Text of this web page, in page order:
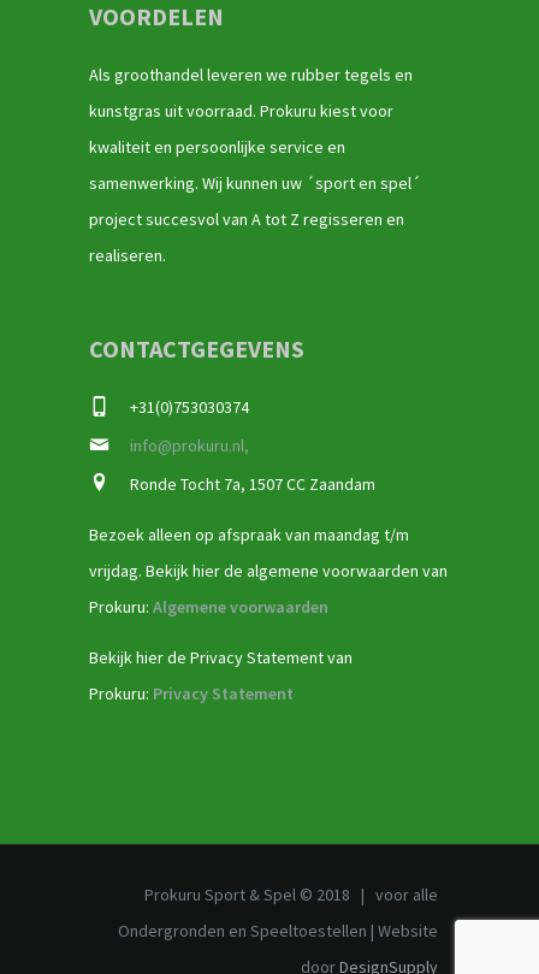
VOORDELEN
Als groothandel leveren we rubber tegels en
kunstgras uit voorraad. Prokuru kiest voor
kwaliteit en persoonlijke service en
samenwerking. Wij kunnen uw ´sport en spel´
project succesvol van A tot Z regisseren en
realiseren.
CONTACTGEGEVENS
+31(0)753030374
info@prokuru.nl,
Ronde Tocht 7a, 1507 CC Zaandam
Bezoek alleen op afspraak van maandag t/m
vrijdag. Bekijk hier de algemene voorwaarden van
Prokuru: Algemene voorwaarden
Bekijk hier de Privacy Statement van
Prokuru: Privacy Statement
Prokuru Sport & Spel © 2018 | voor alle
Ondergronden en Speeltoestellen | Website
doorDesignSupply